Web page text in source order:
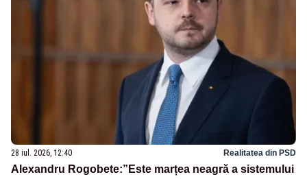
28 iul. 2026, 12:40 Realitatea din PSD
Alexandru Rogobete:”Este marțea neagră a sistemului